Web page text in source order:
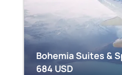
Bohemia Suites &
684 USD